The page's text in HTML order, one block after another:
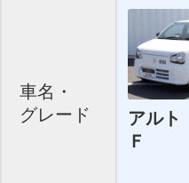
車名・
グレード
アルト
Ｆ